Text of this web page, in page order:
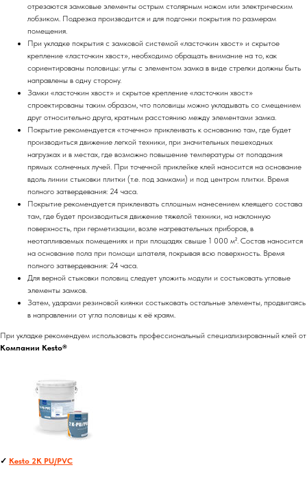
отрезаются замковые элементы острым столярным ножом или электрическим
лобзиком. Подрезка производится и для подгонки покрытия по размерам
помещения.
При укладке покрытия с замковой системой «ласточкин хвост» и скрытое
крепление «ласточкин хвост», необходимо обращать внимание на то, как
сориентированы половицы: углы с элементом замка в виде стрелки должны быть
направлены в одну сторону.
Замки «ласточкин хвост» и скрытое крепление «ласточкин хвост»
спроектированы таким образом, что половицы можно укладывать со смещением
друг относительно друга, кратным расстоянию между элементами замка.
Покрытие рекомендуется «точечно» приклеивать к основанию там, где будет
производиться движение легкой техники, при значительных пешеходных
нагрузках и в местах, где возможно повышение температуры от попадания
прямых солнечных лучей. При точечной приклейке клей наносится на основание
вдоль линии стыковки плитки (т.е. под замками) и под центром плитки. Время
полного затвердевания: 24 часа.
Покрытие рекомендуется приклеивать сплошным нанесением клеящего состава
там, где будет производиться движение тяжелой техники, на наклонную
поверхность, при герметизации, возле нагревательных приборов, в
неотапливаемых помещениях и при площадях свыше 1 000 м². Состав наносится
на основание пола при помощи шпателя, покрывая всю поверхность. Время
полного затвердевания: 24 часа.
Для верной стыковки половиц следует уложить модули и состыковать угловые
элементы замков.
Затем, ударами резиновой киянки состыковать остальные элементы, продвигаясь
в направлении от угла половицы к её краям.
При укладке рекомендуем использовать профессиональный специализированный клей от
Компании Kesto®
✓ Kesto 2K PU/PVC